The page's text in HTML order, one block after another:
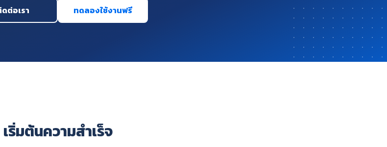
ต่อเรา ทดลองใช้งานฟรี
เริ่มต้นความสำเร็จ